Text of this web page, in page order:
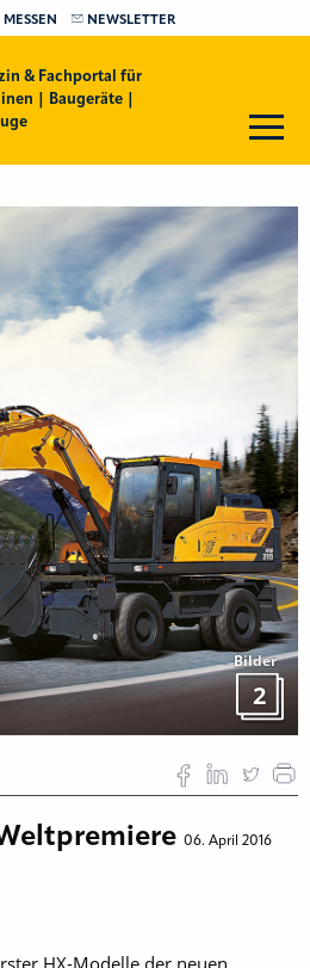
MESSEN NEWSLETTER
& Fachportal für
| Baugeräte |
Bilder
2
06. April 2016
HX-Modelle der neuen